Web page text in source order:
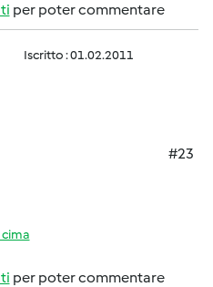
per poter commentare
Iscritto : 01.02.2011
#23
cima
per poter commentare